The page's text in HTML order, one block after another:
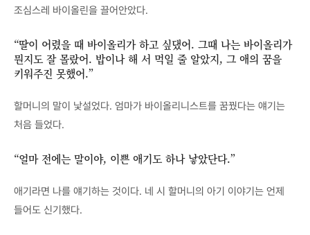
조심스레 바이올린을 끌어안았다.
“딸이 어렸을 때 바이올리가 하고 싶댔어. 그때 나는 바이올리가
뭔지도 잘 몰랐어. 밥이나 해 서 먹일 줄 알았지, 그 애의 꿈을
키워주진 못했어.”
할머니의 말이 낯설었다. 엄마가 바이올리니스트를 꿈꿨다는 얘기는
처음 들었다.
“얼마 전에는 말이야, 이쁜 애기도 하나 낳았단다.”
애기라면 나를 얘기하는 것이다. 네 시 할머니의 아기 이야기는 언제
들어도 신기했다.